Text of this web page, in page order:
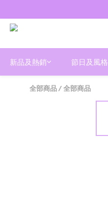
新品及熱銷 節日及風格
全部商品/全部商品